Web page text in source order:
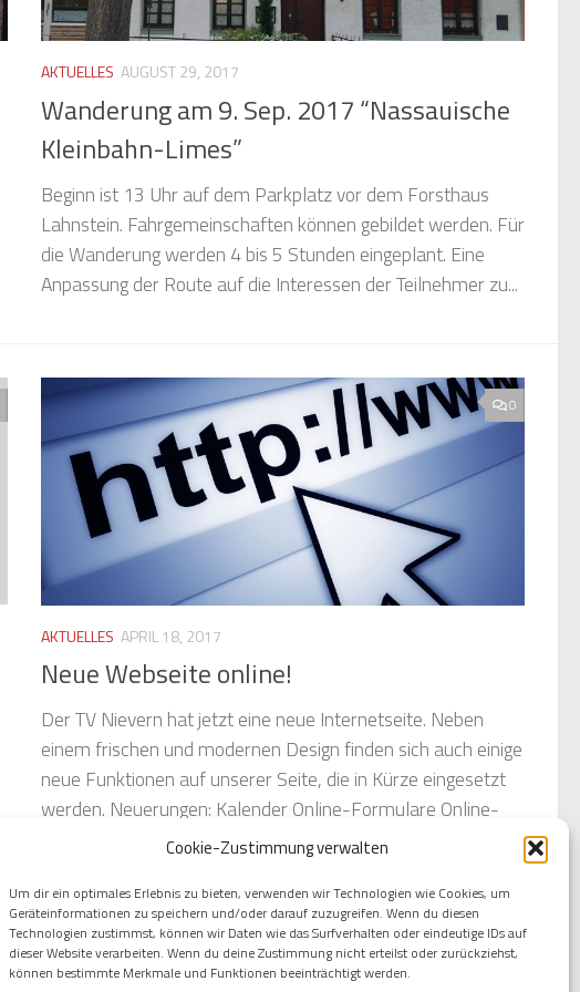
Cookie-Zustimmung verwalten
Um dir ein optimales Erlebnis zu bieten, verwenden wir Technologien wie Cookies, um
Geräteinformationen zu speichern und/oder darauf zuzugreifen. Wenn du diesen
Technologien zustimmst, können wir Daten wie das Surfverhalten oder eindeutige IDs auf
dieser Website verarbeiten. Wenn du deine Zustimmung nicht erteilst oder zurückziehst,
können bestimmte Merkmale und Funktionen beeinträchtigt werden.
AKTUELLES AUGUST 29, 2017
Wanderung am 9. Sep. 2017 “Nassauische
Kleinbahn-Limes”
Beginn ist 13 Uhr auf dem Parkplatz vor dem Forsthaus
Lahnstein. Fahrgemeinschaften können gebildet werden. Für
die Wanderung werden 4 bis 5 Stunden eingeplant. Eine
Anpassung der Route auf die Interessen der Teilnehmer zu...
0
AKTUELLES APRIL 18, 2017
Neue Webseite online!
Der TV Nievern hat jetzt eine neue Internetseite. Neben
einem frischen und modernen Design finden sich auch einige
neue Funktionen auf unserer Seite, die in Kürze eingesetzt
werden. Neuerungen: Kalender Online-Formulare Online-
Kontaktformular News in...